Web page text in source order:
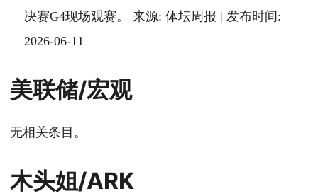
决赛G4现场观赛。 来源: 体坛周报 | 发布时间:
2026-06-11
美联储/宏观
无相关条目。
木头姐/ARK